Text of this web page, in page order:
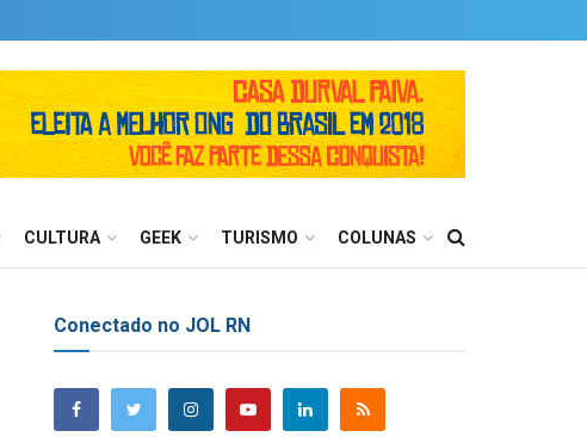
CULTURA GEEK TURISMO COLUNAS
Conectado no JOL RN